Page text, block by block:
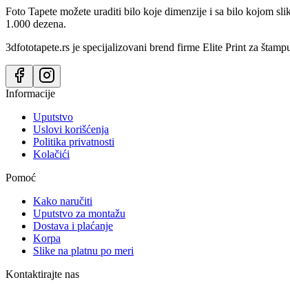
Foto Tapete možete uraditi bilo koje dimenzije i sa bilo kojom
1.000 dezena.
3dfototapete.rs je specijalizovani brend firme Elite Print za
Informacije
Uputstvo
Uslovi korišćenja
Politika privatnosti
Kolačići
Pomoć
Kako naručiti
Uputstvo za montažu
Dostava i plaćanje
Korpa
Slike na platnu po meri
Kontaktirajte nas